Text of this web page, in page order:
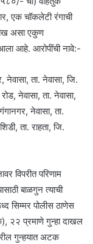
एक चॉकलेटी रंगाची
असा एकुण
आहे. आरोपींची नावे:-
ता. नेवासा, जि.
नेवासा, ता. नेवासा,
नेवासा, ता.
ता. राहता, जि.
विपरीत परिणाम
बाळगुन त्याची
सिम्मर पोलीस ठाणेस
२२ प्रमाणे गुन्हा दाखल
गुन्हयात अटक